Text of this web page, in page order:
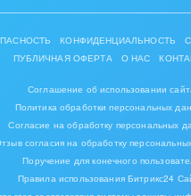
лес, деревообработка
и фармацевтика
КОНФИДЕНЦИАЛЬНОСТЬ
ПУБЛИЧНАЯ ОФЕРТА
О НАС
Соглашение об использовании
Политика обработки персональных
Согласие на обработку персональных
согласия на обработку
Поручение для конечного
Правила использования Битрикс24